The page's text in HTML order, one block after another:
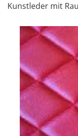
Kunstleder mit